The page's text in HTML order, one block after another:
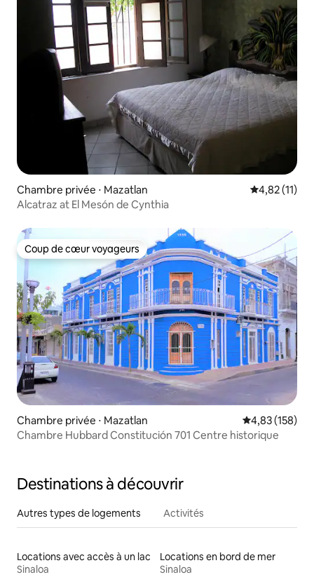
Chambre privée ⋅ Mazatlan Évaluation
4,82 (11)
Alcatraz at El Mesón de Cynthia
Coup de cœur voyageurs
Coup de cœur voyageurs
Chambre privée ⋅ Mazatlan Évaluation
4,83 (158)
Chambre Hubbard Constitución 701 Centre historique
Destinations à découvrir
Autres types de logements Activités
Locations avec accès à un lac
Sinaloa
Locations en bord de mer
Sinaloa